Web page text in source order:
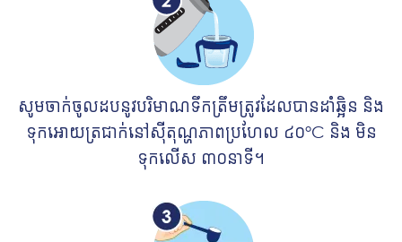
សូមចាក់ចូលដបនូវបរិមាណទឹកត្រឹមត្រូវដែលបានដាំឆ្អិន និង
ទុកអោយត្រជាក់នៅសុីតុណ្ហភាពប្រហែល ៤០°C និង មិន
ទុកលើស ៣០នាទី។